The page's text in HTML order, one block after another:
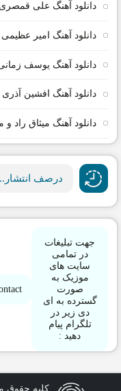
دانلود آهنگ علی
دانلود آهنگ امیر عظیمی
دانلود آهنگ یوسف
دانلود آهنگ افشین آذری
دانلود آهنگ میثاق راد
درصف
جهت تبلیغات
در تمامی
سایت های
موزیک به
صورت
گسترده به ای
دی زیر در
تلگرام پیام
دهید :
کلیه حقوق